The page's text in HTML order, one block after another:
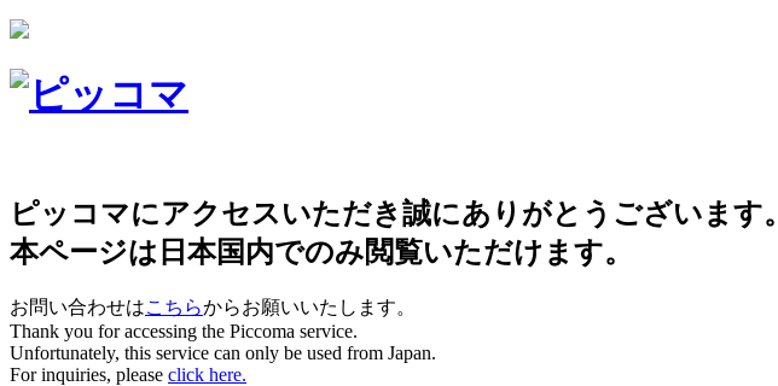
ピッコマにアクセスいただき誠にありがとうございます。
本ページは日本国内でのみ閲覧いただけます。
お問い合わせはこちらからお願いいたします。
Thank you for accessing the Piccoma service.
Unfortunately, this service can only be used from Japan.
For inquiries, please click here.